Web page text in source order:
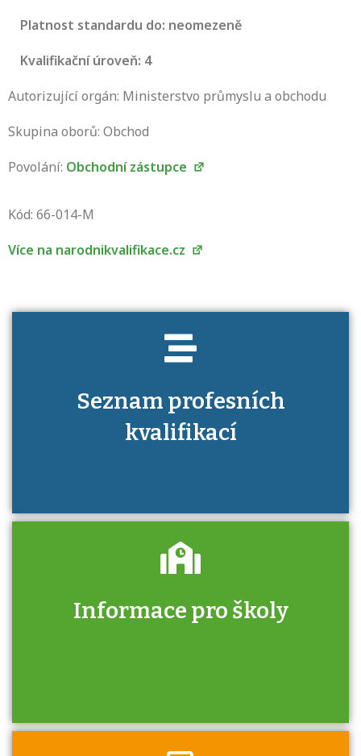
Platnost standardu do: neomezeně
Kvalifikační úroveň: 4
Autorizující orgán: Ministerstvo průmyslu a obchodu
Skupina oborů: Obchod
Povolání: Obchodní zástupce
Kód: 66-014-M
Více na narodnikvalifikace.cz
Seznam profesních
kvalifikací
Víte, jaké dovednosti musíte pro danou
Informace pro školy
Zjistěte, jak se přihlásit ke zkoušce a kde